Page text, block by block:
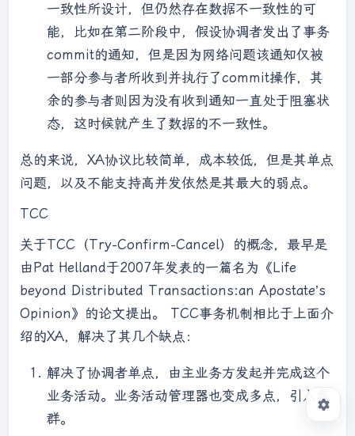
一致性所设计，但仍然存在数据不一致性的可
能，比如在第二阶段中，假设协调者发出了事务
commit的通知，但是因为网络问题该通知仅被
一部分参与者所收到并执行了commit操作，其
余的参与者则因为没有收到通知一直处于阻塞状
态，这时候就产生了数据的不一致性。
总的来说，XA协议比较简单，成本较低，但是其单点
问题，以及不能支持高并发依然是其最大的弱点。
TCC
关于TCC（Try-Confirm-Cancel）的概念，最早是
由Pat Helland于2007年发表的一篇名为《Life
beyond Distributed Transactions:an Apostate’s
Opinion》的论文提出。 TCC事务机制相比于上面介
绍的XA，解决了其几个缺点：
解决了协调者单点，由主业务方发起并完成这个
业务活动。业务活动管理器也变成多点，引入集
群。